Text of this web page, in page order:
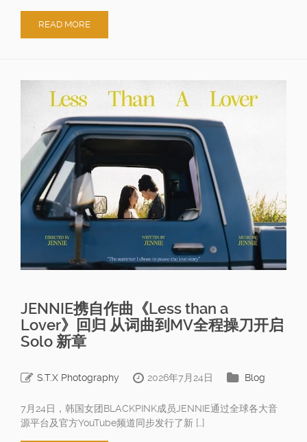
READ MORE
JENNIE携自作曲《Less than a
Lover》回归 从词曲到MV全程操刀开启
Solo 新章
S.T.X Photography 2026年7月24日 Blog
7月24日，韩国女团BLACKPINK成员JENNIE通过全球各大音
源平台及官方YouTube频道同步发行了新 […]